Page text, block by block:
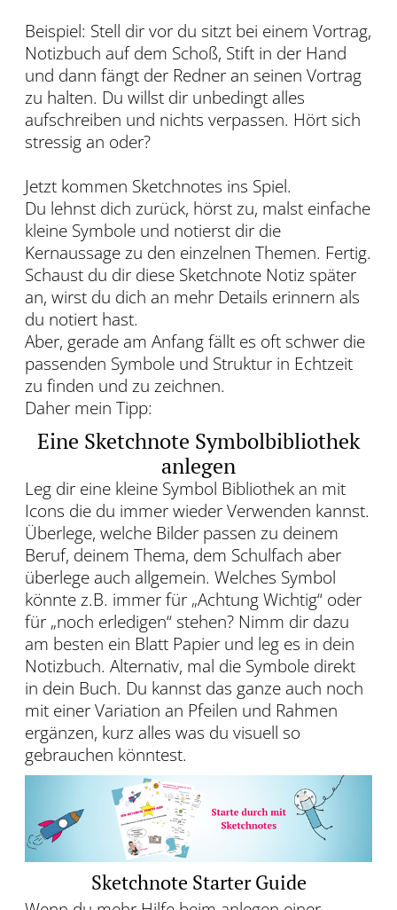
Beispiel: Stell dir vor du sitzt bei einem Vortrag,
Notizbuch auf dem Schoß, Stift in der Hand
und dann fängt der Redner an seinen Vortrag
zu halten. Du willst dir unbedingt alles
aufschreiben und nichts verpassen. Hört sich
stressig an oder?
Jetzt kommen Sketchnotes ins Spiel.
Du lehnst dich zurück, hörst zu, malst einfache
kleine Symbole und notierst dir die
Kernaussage zu den einzelnen Themen. Fertig.
Schaust du dir diese Sketchnote Notiz später
an, wirst du dich an mehr Details erinnern als
du notiert hast.
Aber, gerade am Anfang fällt es oft schwer die
passenden Symbole und Struktur in Echtzeit
zu finden und zu zeichnen.
Daher mein Tipp:
Eine Sketchnote Symbolbibliothek
anlegen
Leg dir eine kleine Symbol Bibliothek an mit
Icons die du immer wieder Verwenden kannst.
Überlege, welche Bilder passen zu deinem
Beruf, deinem Thema, dem Schulfach aber
überlege auch allgemein. Welches Symbol
könnte z.B. immer für „Achtung Wichtig“ oder
für „noch erledigen“ stehen? Nimm dir dazu
am besten ein Blatt Papier und leg es in dein
Notizbuch. Alternativ, mal die Symbole direkt
in dein Buch. Du kannst das ganze auch noch
mit einer Variation an Pfeilen und Rahmen
ergänzen, kurz alles was du visuell so
gebrauchen könntest.
Sketchnote Starter Guide